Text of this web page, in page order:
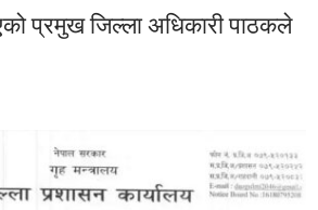
प्रमुख जिल्ला अधिकारी पाठकले